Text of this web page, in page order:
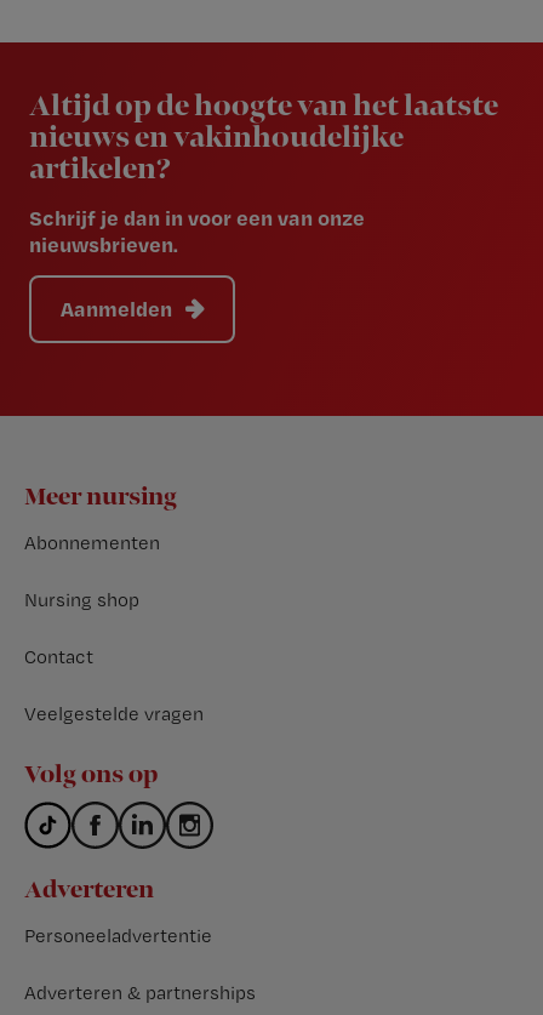
Altijd op de hoogte van het laatste
nieuws en vakinhoudelijke
artikelen?
Schrijf je dan in voor een van onze
nieuwsbrieven.
Aanmelden
Footer
Meer nursing
Abonnementen
Nursing shop
Contact
Veelgestelde vragen
Volg ons op
Adverteren
Personeeladvertentie
Adverteren & partnerships